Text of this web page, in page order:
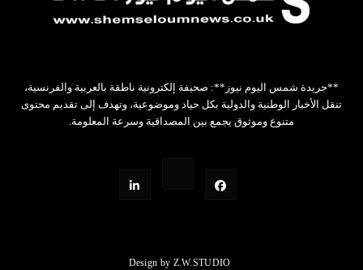
**جريدة شمس اليوم نيوز**: صحيفة إلكترونية ناطقة بالعربية والفرنسية،
تنقل الأخبار الوطنية والدولية بكل حياد وموضوعية، وتهدف إلى تقديم محتوى
متنوع وموثوق يجمع بين المصداقية وسرعة المعلومة.
Design by Z.W.STUDIO